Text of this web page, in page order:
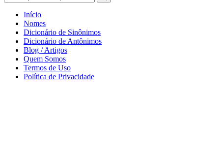
Início
Nomes
Dicionário de Sinônimos
Dicionário de Antônimos
Blog / Artigos
Quem Somos
Termos de Uso
Política de Privacidade